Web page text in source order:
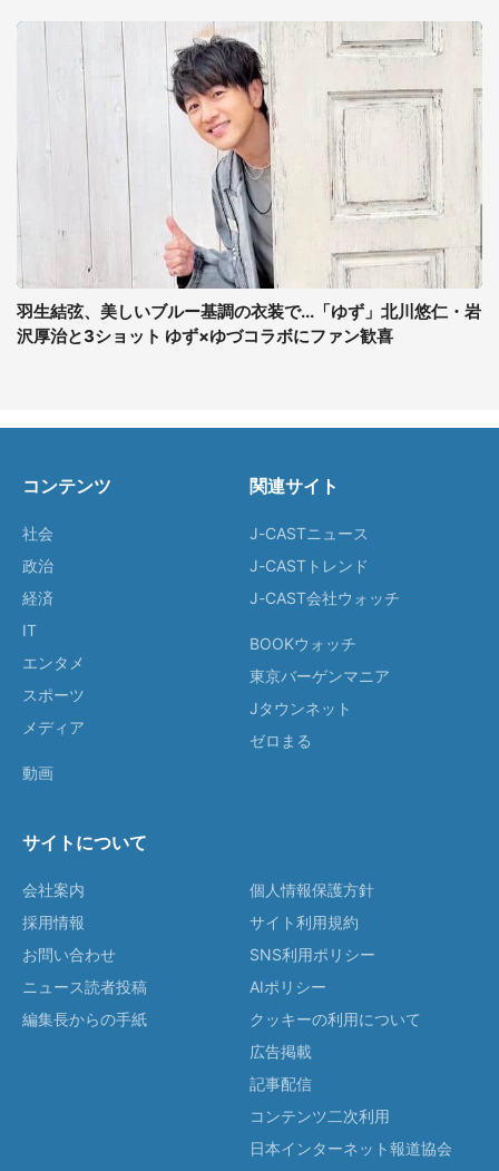
羽生結弦、美しいブルー基調の衣装で...「ゆず」北川悠仁・岩
沢厚治と3ショット ゆず×ゆづコラボにファン歓喜
コンテンツ
社会
政治
経済
IT
エンタメ
スポーツ
メディア
動画
関連サイト
J-CASTニュース
J-CASTトレンド
J-CAST会社ウォッチ
BOOKウォッチ
東京バーゲンマニア
Jタウンネット
ゼロまる
サイトについて
会社案内
採用情報
お問い合わせ
ニュース読者投稿
編集長からの手紙
個人情報保護方針
サイト利用規約
SNS利用ポリシー
AIポリシー
クッキーの利用について
広告掲載
記事配信
コンテンツ二次利用
日本インターネット報道協会